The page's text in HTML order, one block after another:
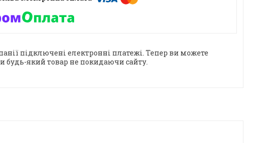
підключені електронні платежі. Тепер ви можете
будь-який товар не покидаючи сайту.